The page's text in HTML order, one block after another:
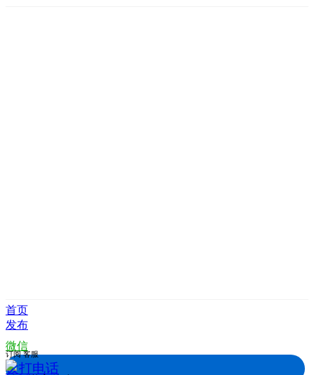
首页
发布
微信
拨打电话
订阅 客服